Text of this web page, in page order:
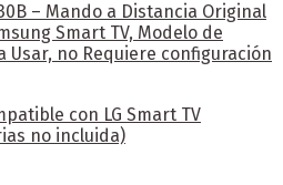
– Mando a Distancia Original
Smart TV, Modelo de
Usar, no Requiere configuración
con LG Smart TV
no incluida)